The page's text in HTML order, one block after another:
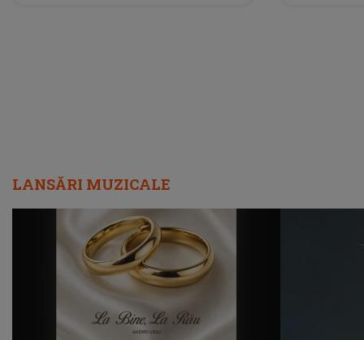
LANSĂRI MUZICALE